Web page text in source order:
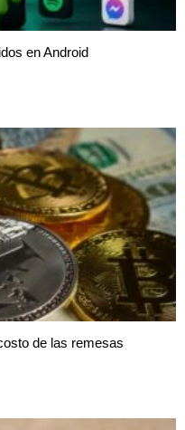
en Android
de las remesas